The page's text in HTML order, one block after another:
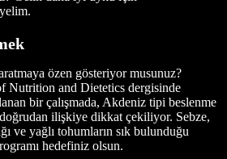
özen gösteriyor musunuz?
Nutrition and Dietetics dergisinde
bir çalışmada, Akdeniz tipi beslenme
ilişkiye dikkat çekiliyor. Sebze,
ve yağlı tohumların sık bulunduğu
hedefiniz olsun.